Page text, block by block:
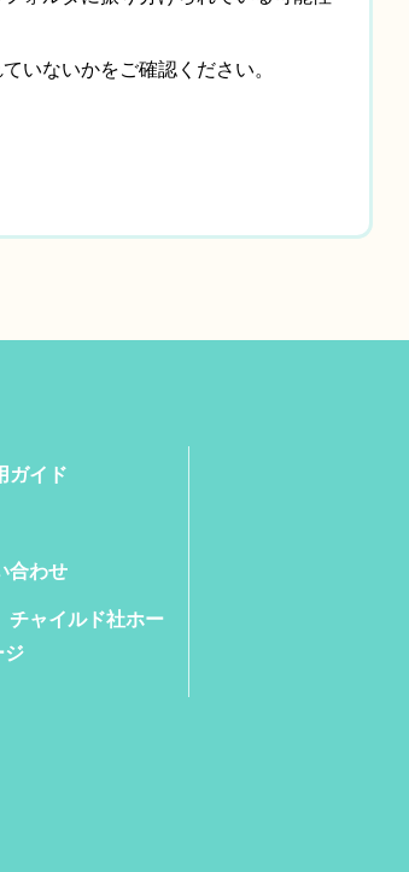
いないかをご確認ください。
ガイド
合わせ
チャイルド社ホー
ジ